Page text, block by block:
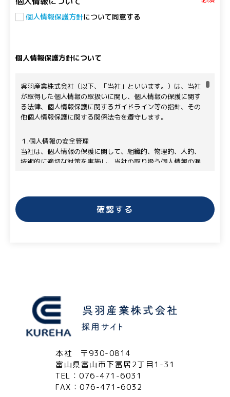
個人情報保護方針について同意する
個人情報保護方針について
呉羽産業株式会社（以下、「当社」といいます。）は、当社
が取得した個人情報の取扱いに関し、個人情報の保護に関す
る法律、個人情報保護に関するガイドライン等の指針、その
他個人情報保護に関する関係法令を遵守します。
１.個人情報の安全管理
当社は、個人情報の保護に関して、組織的、物理的、人的、
技術的に適切な対策を実施し、当社の取り扱う個人情報の漏
２.個人情報の取得等の遵守事項
当社による個人情報の取得、利用、提供については、以下の
得することがあります。
(2)個人情報の利用目的
当社は、当社が取得した個人情報について、法令に定める場
合又は本人の同意を得た場合を除き、以下に定める利用目的
の達成に必要な範囲を超えて利用することはありません。
・本サイトの運営、維持、管理
・本サイトを通じたサービスの提供及び紹介
(3)個人情報の提供等
当社は、法令で定める場合を除き、本人の同意に基づき取得
した個人情報を、本人の事前の同意なく第三者に提供するこ
本社
〒930-0814
富山県富山市下冨居2丁目1-31
TEL： 076-471-6031
FAX：076-471-6032